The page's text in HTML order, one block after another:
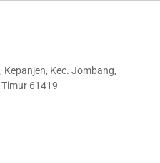
Kec. Jombang,
61419